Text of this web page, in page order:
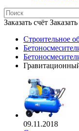
Заказать счёт
Строительное
09.11.2018